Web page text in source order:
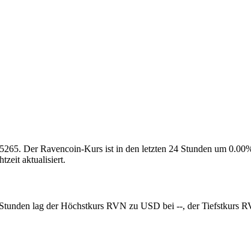
Der Ravencoin-Kurs ist in den letzten 24 Stunden um
aktualisiert.
lag der Höchstkurs RVN zu USD bei --, der Tiefstkurs